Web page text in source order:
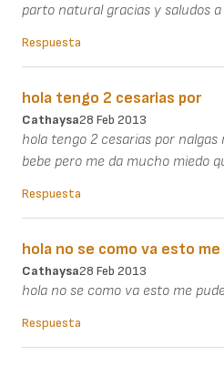
parto natural gracias y saludos
Respuesta
hola tengo 2 cesarias por
Cathaysa28 Feb 2013
hola tengo 2 cesarias por
bebe pero me da mucho miedo
Respuesta
hola no se como va esto me
Cathaysa28 Feb 2013
hola no se como va esto me
Respuesta